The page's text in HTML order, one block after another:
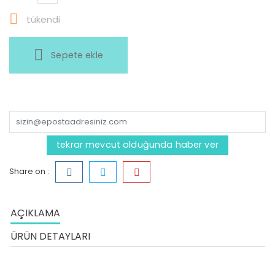
 tükendi
Sepete ekle
tekrar mevcut olduğunda haber ver
Share on :
AÇIKLAMA
ÜRÜN DETAYLARI